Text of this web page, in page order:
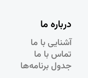
درباره ما
آشنایی با ما
تماس با ما
جدول برنامه‌ها